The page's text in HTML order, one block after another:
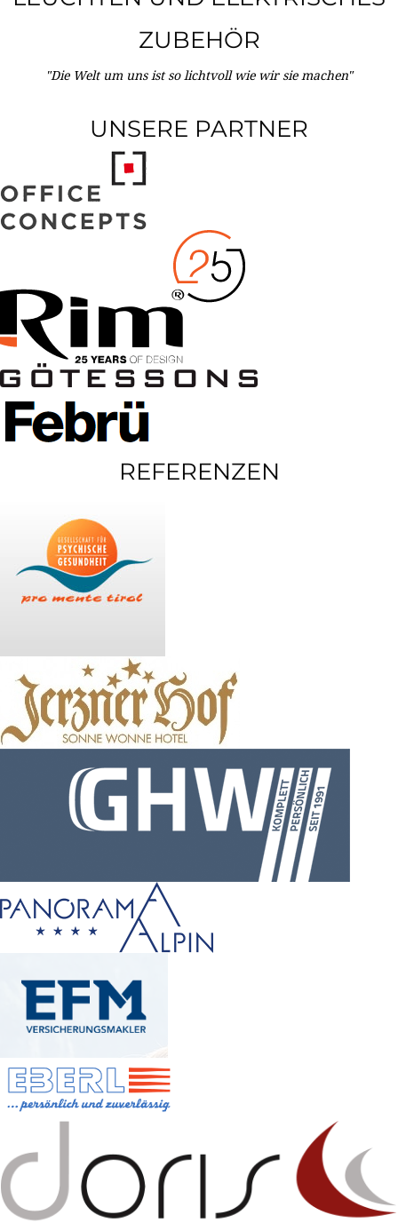
ZUBEHÖR
"Die Welt um uns ist so lichtvoll wie wir sie machen"
UNSERE PARTNER
REFERENZEN